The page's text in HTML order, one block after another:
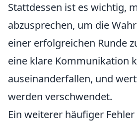
Stattdessen ist es wichtig,
abzusprechen, um die
einer erfolgreichen Runde
eine klare Kommunikation
auseinanderfallen, und
werden verschwendet.
Ein weiterer häufiger